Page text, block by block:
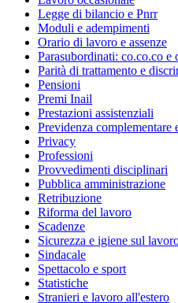
Legge di bilancio e Pnrr
Moduli e adempimenti
Orario di lavoro e assenze
Parasubordinati: co.co.co e
Parità di trattamento e
Pensioni
Premi Inail
Prestazioni assistenziali
Previdenza complementare
Privacy
Professioni
Provvedimenti disciplinari
Pubblica amministrazione
Retribuzione
Riforma del lavoro
Scadenze
Sicurezza e igiene sul
Sindacale
Spettacolo e sport
Statistiche
Stranieri e lavoro all'estero